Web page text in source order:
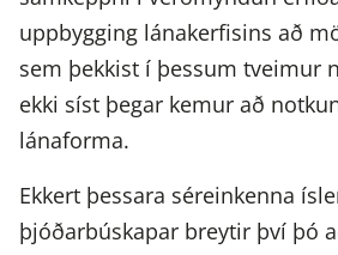
uppbygging lánakerfisins að
sem þekkist í þessum tveimur
ekki síst þegar kemur að
lánaforma.
Ekkert þessara séreinkenna
þjóðarbúskapar breytir því þó